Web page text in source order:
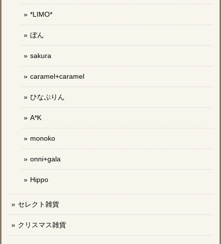
*LIMO*
ぼん
sakura
caramel+caramel
ひなぷりん
A*K
monoko
onni+gala
Hippo
セレクト雑貨
クリスマス雑貨